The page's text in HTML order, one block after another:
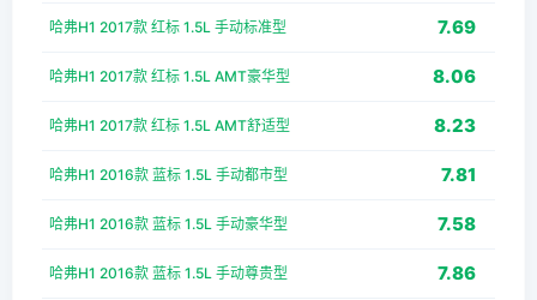
哈弗H1 2017款 红标 1.5L 手动标准型 7.69
哈弗H1 2017款 红标 1.5L AMT豪华型 8.06
哈弗H1 2017款 红标 1.5L AMT舒适型 8.23
哈弗H1 2016款 蓝标 1.5L 手动都市型 7.81
哈弗H1 2016款 蓝标 1.5L 手动豪华型 7.58
哈弗H1 2016款 蓝标 1.5L 手动尊贵型 7.86